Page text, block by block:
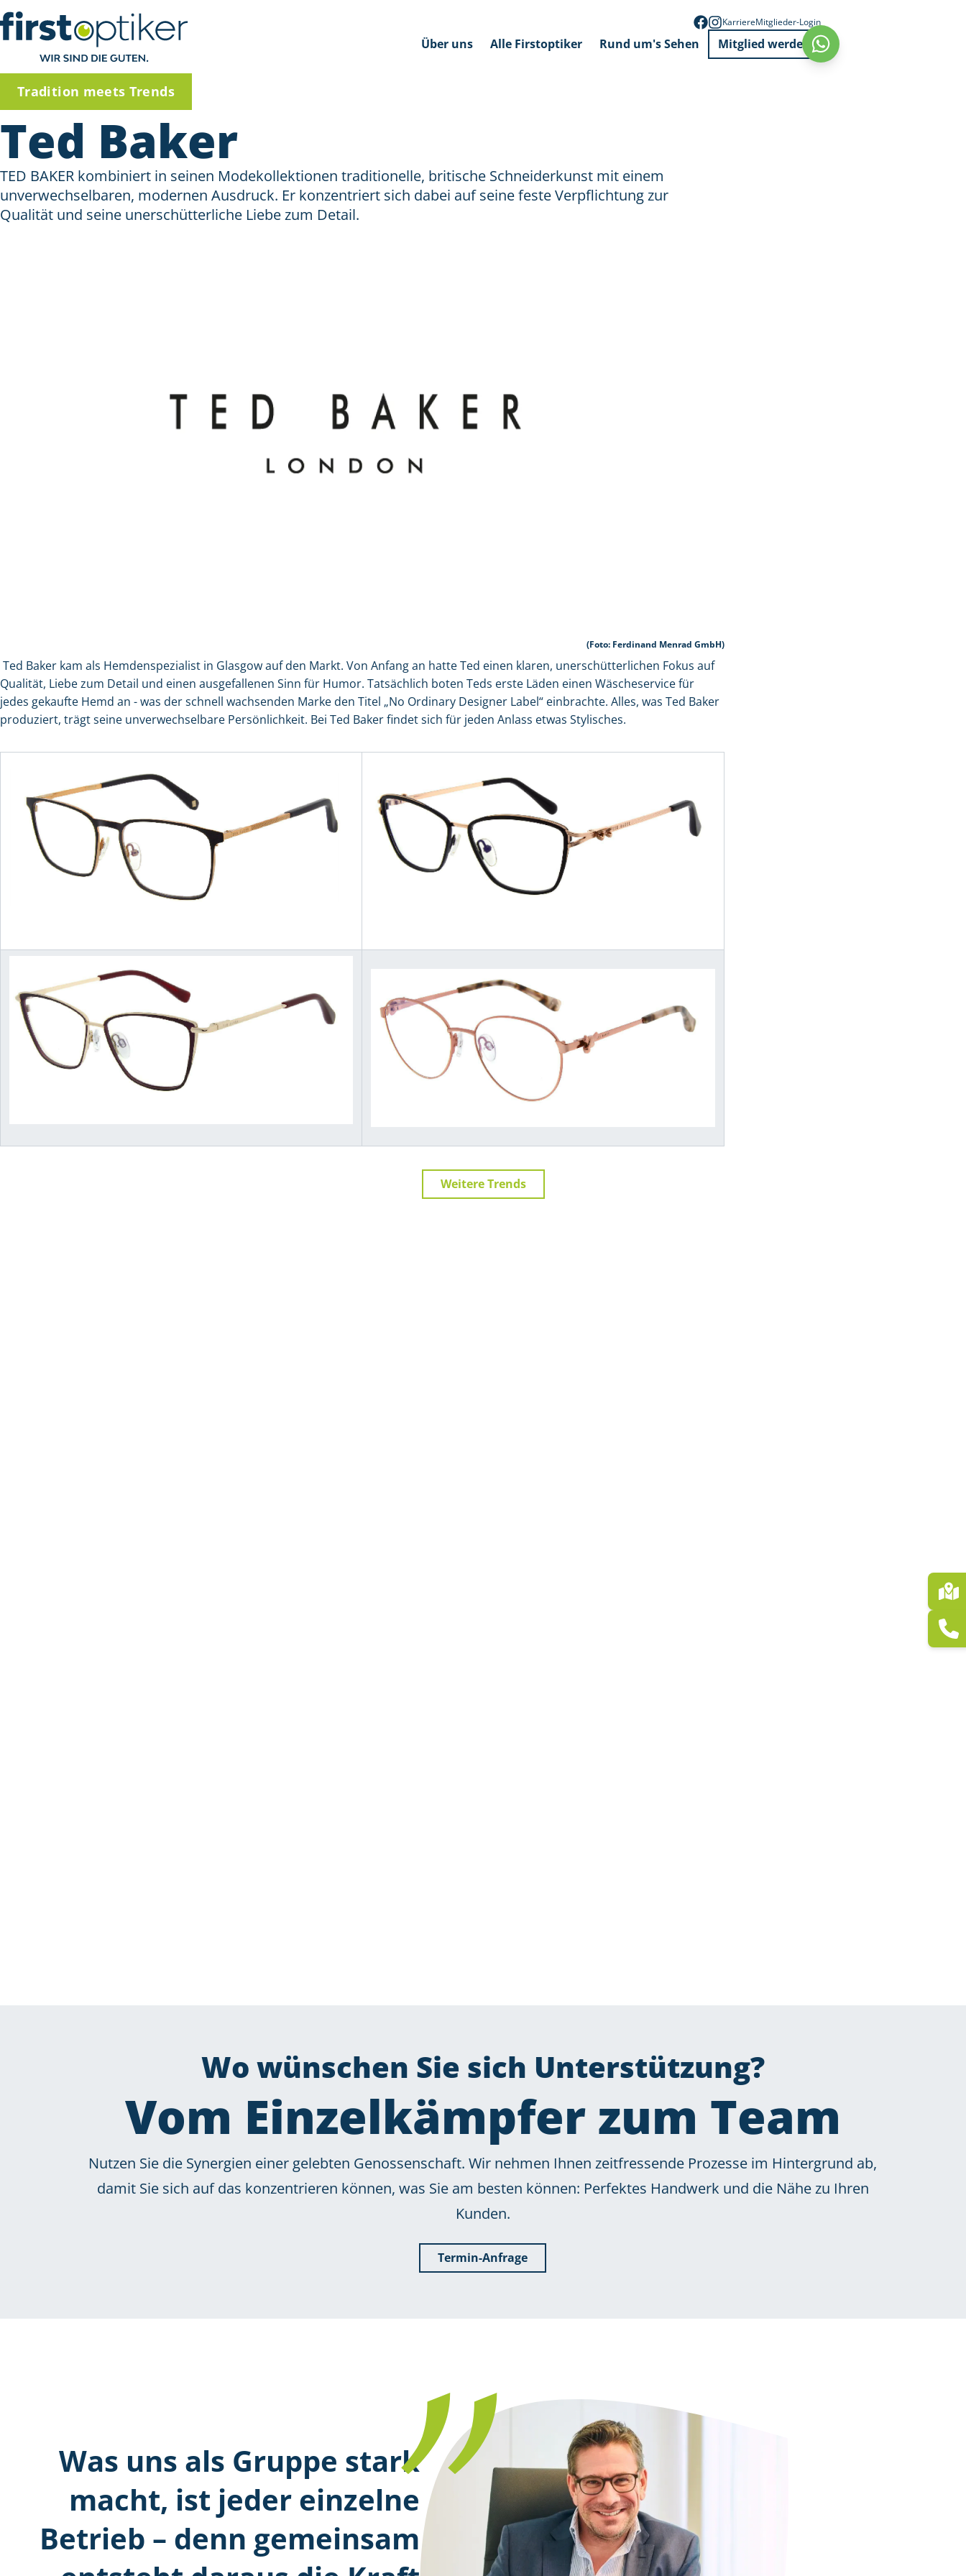
KarriereMitglieder-Login
Über uns Alle Firstoptiker Rund um's Sehen Mitglied werden Whatsapp
Tradition meets Trends
Ted Baker
TED BAKER kombiniert in seinen Modekollektionen traditionelle, britische Schneiderkunst mit einem
unverwechselbaren, modernen Ausdruck. Er konzentriert sich dabei auf seine feste Verpflichtung zur
Qualität und seine unerschütterliche Liebe zum Detail.
(Foto: Ferdinand Menrad GmbH)
Ted Baker kam als Hemdenspezialist in Glasgow auf den Markt. Von Anfang an hatte Ted einen klaren, unerschütterlichen Fokus auf
Qualität, Liebe zum Detail und einen ausgefallenen Sinn für Humor. Tatsächlich boten Teds erste Läden einen Wäscheservice für
jedes gekaufte Hemd an - was der schnell wachsenden Marke den Titel „No Ordinary Designer Label“ einbrachte. Alles, was Ted Baker
produziert, trägt seine unverwechselbare Persönlichkeit. Bei Ted Baker findet sich für jeden Anlass etwas Stylisches.
Weitere Trends
Wo wünschen Sie sich Unterstützung?
Vom Einzelkämpfer zum Team
Nutzen Sie die Synergien einer gelebten Genossenschaft. Wir nehmen Ihnen zeitfressende Prozesse im Hintergrund ab,
damit Sie sich auf das konzentrieren können, was Sie am besten können: Perfektes Handwerk und die Nähe zu Ihren
Kunden.
Termin-Anfrage
Was uns als Gruppe stark
macht, ist jeder einzelne
Betrieb – denn gemeinsam